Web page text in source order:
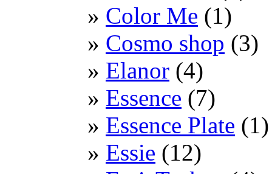
Color Me (1)
Cosmo shop (3)
Elanor (4)
Essence (7)
Essence Plate (1)
Essie (12)